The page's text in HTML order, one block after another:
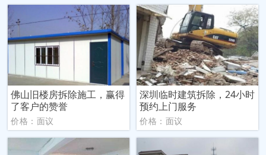
佛山旧楼房拆除施工，赢得
了客户的赞誉
价格：面议
深圳临时建筑拆除，24小时
预约上门服务
价格：面议